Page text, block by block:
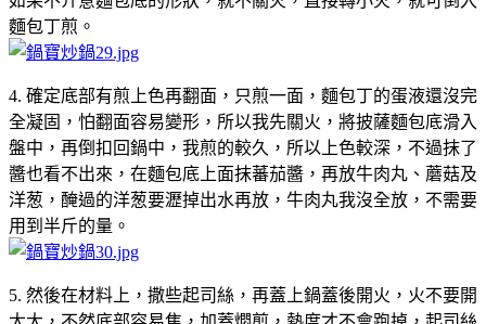
麵包丁煎。
4. 確定底部有煎上色再翻面，只煎一面，麵包丁的蛋液還沒完
全凝固，怕翻面容易變形，所以我先關火，將披薩麵包底滑入
盤中，再倒扣回鍋中，我煎的較久，所以上色較深，不過抹了
醬也看不出來，在麵包底上面抹蕃茄醬，再放牛肉丸、蘑菇及
洋葱，醃過的洋葱要瀝掉出水再放，牛肉丸我沒全放，不需要
用到半斤的量。
5. 然後在材料上，撒些起司絲，再蓋上鍋蓋後開火，火不要開